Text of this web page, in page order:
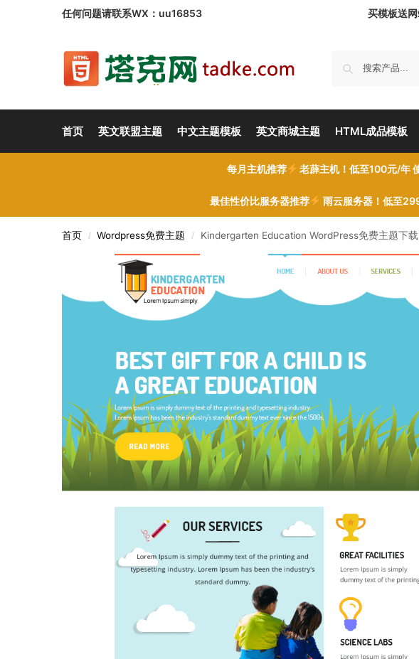
任何问题请联系WX：uu16853 买模板送
首页 英文联盟主题 中文主题模板 英文商城主题 HTML成品模板
每月主机推荐 老薜主机！低至100元/年
最佳性价比服务器推荐 雨云服务器！低至
首页 / Wordpress免费主题 / Kindergarten Education WordPress免费主题下载